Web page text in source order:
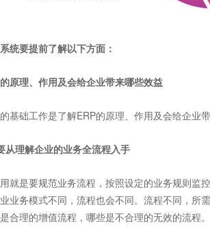
统要提前了解以下方面：
理、作用及会给企业带来哪些效益
础工作是了解ERP的原理、作用及会给企业带
理解企业的业务全流程入手
是要规范业务流程，按照设定的业务规则监
业务模式不同，流程也会不同。流程不同，所
合理的增值流程，哪些是不合理的无效的流程。